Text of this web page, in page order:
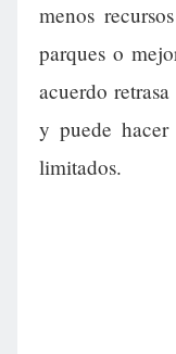
menos
parques o
acuerdo
y puede hacer
limitados.